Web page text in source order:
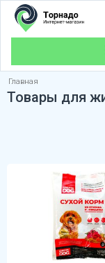
Главная
Товары для